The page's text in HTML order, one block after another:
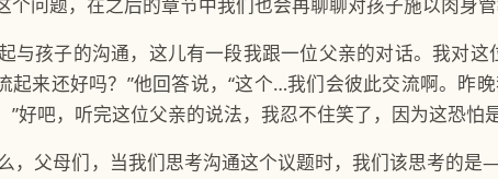
个问题，在之后的章节中我们也会再聊聊对孩子施以肉身管
与孩子的沟通，这儿有一段我跟一位父亲的对话。我对这
起来还好吗？”他回答说，“这个…我们会彼此交流啊。昨
”好吧，听完这位父亲的说法，我忍不住笑了，因为这恐怕
，父母们，当我们思考沟通这个议题时，我们该思考的